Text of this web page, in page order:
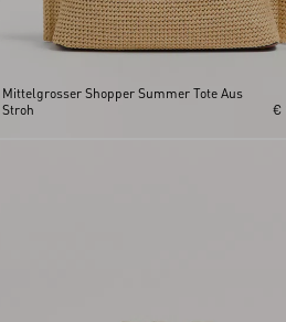
Mittelgrosser Shopper Summer Tote Aus
Stroh
€